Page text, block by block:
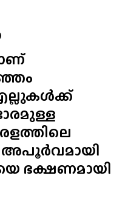
അപൂർവമായി
ഭക്ഷണമായി